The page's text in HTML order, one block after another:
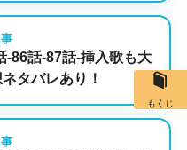
-86話-87話-挿入歌も大
タバレあり！
もくじ